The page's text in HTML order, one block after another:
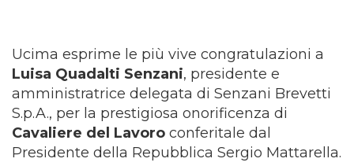
Ucima esprime le più vive congratulazioni a
Luisa Quadalti Senzani, presidente e
amministratrice delegata di Senzani Brevetti
S.p.A., per la prestigiosa onorificenza di
Cavaliere del Lavoro conferitale dal
Presidente della Repubblica Sergio Mattarella.